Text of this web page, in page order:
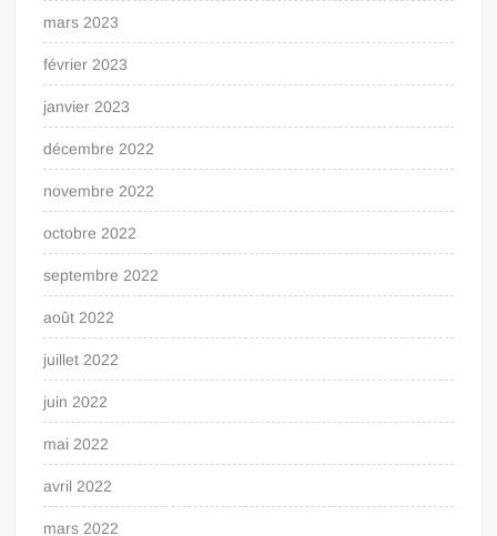
mars 2023
février 2023
janvier 2023
décembre 2022
novembre 2022
octobre 2022
septembre 2022
août 2022
juillet 2022
juin 2022
mai 2022
avril 2022
mars 2022